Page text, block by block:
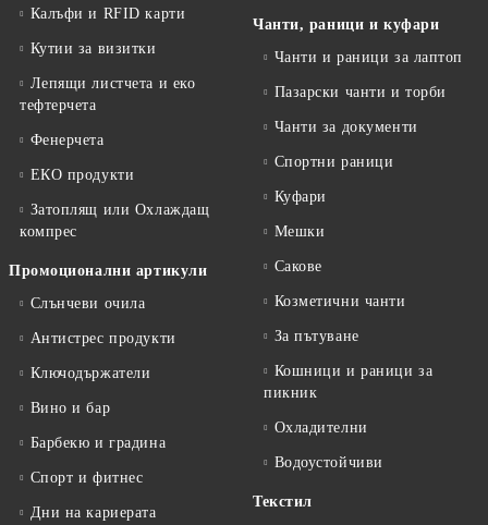
Калъфи и RFID карти
Кутии за визитки
Лепящи листчета и еко
тефтeрчета
Фенерчета
ЕКО продукти
Затоплящ или Охлаждащ
компрес
Промоционални артикули
Слънчеви очила
Антистрес продукти
Ключодържатели
Вино и бар
Барбекю и градина
Спорт и фитнес
Дни на кариерата
Чанти, раници и куфари
Чанти и раници за лаптоп
Пазарски чанти и торби
Чанти за документи
Спортни раници
Куфари
Мешки
Сакове
Козметични чанти
За пътуване
Кошници и раници за
пикник
Охладителни
Водоустойчиви
Текстил